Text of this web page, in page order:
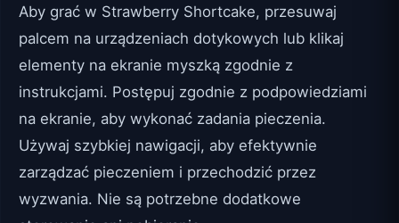
Aby grać w Strawberry Shortcake, przesuwaj
palcem na urządzeniach dotykowych lub klikaj
elementy na ekranie myszką zgodnie z
instrukcjami. Postępuj zgodnie z podpowiedziami
na ekranie, aby wykonać zadania pieczenia.
Używaj szybkiej nawigacji, aby efektywnie
zarządzać pieczeniem i przechodzić przez
wyzwania. Nie są potrzebne dodatkowe